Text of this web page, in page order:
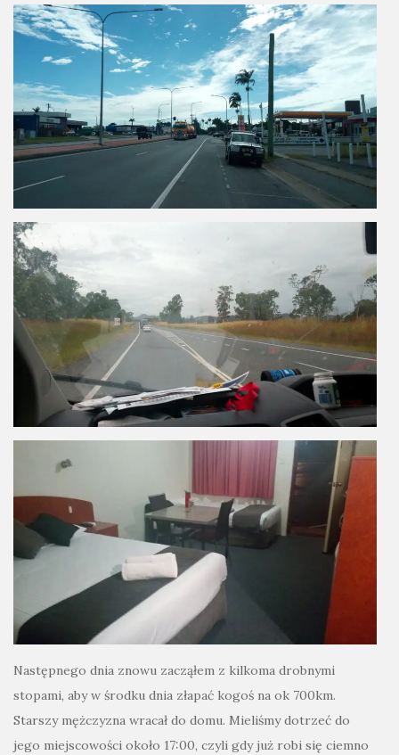
Następnego dnia znowu zacząłem z kilkoma drobnymi
stopami, aby w środku dnia złapać kogoś na ok 700km.
Starszy mężczyzna wracał do domu. Mieliśmy dotrzeć do
jego miejscowości około 17:00, czyli gdy już robi się ciemno